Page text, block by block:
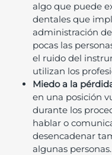
algo que puede
dentales que
administración
pocas las
el ruido del
utilizan los
Miedo a la
en una posición
durante los
hablar o
desencadenar
algunas personas.